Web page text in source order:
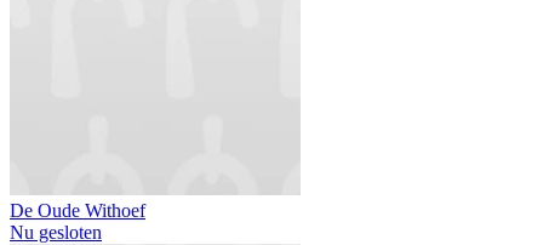
De Oude Withoef
Nu gesloten